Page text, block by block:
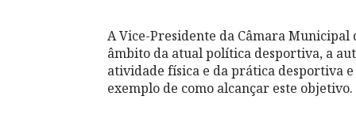
A Vice-Presidente da Câmara
âmbito da atual política desportiva, a
atividade física e da prática desportiva
exemplo de como alcançar este objetivo.